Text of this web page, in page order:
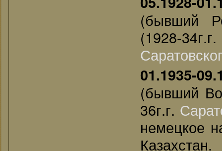
(бывший
(1928-
01.1935-
(бывший
36г.г.
немецкое
Казахстан.